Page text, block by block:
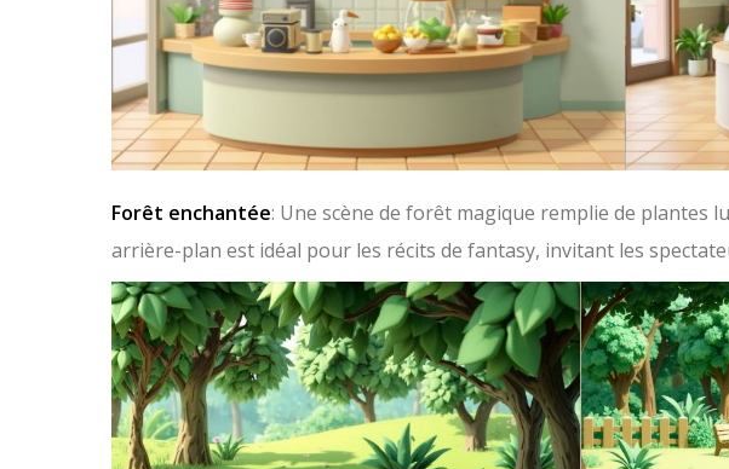
Forêt enchantée: Une scène de forêt magique remplie de plantes
arrière-plan est idéal pour les récits de fantasy, invitant les